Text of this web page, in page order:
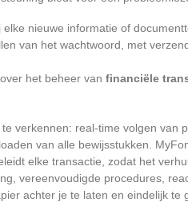
nieuwe informatie of
van het wachtwoord, met
het beheer van financiële
verkennen: real-time volgen van
van alle bewijsstukken.
elke transactie, zodat het
vereenvoudigde procedures,
achter je te laten en eindelijk te